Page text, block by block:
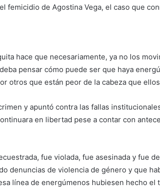
femicidio de Agostina Vega, el caso que
hace que necesariamente, ya no los
pensar cómo puede ser que haya
otros que están peor de la cabeza que
y apuntó contra las fallas
en libertad pese a contar con
fue violada, fue asesinada y fue
denuncias de violencia de género y que
línea de energúmenos hubiesen hecho el